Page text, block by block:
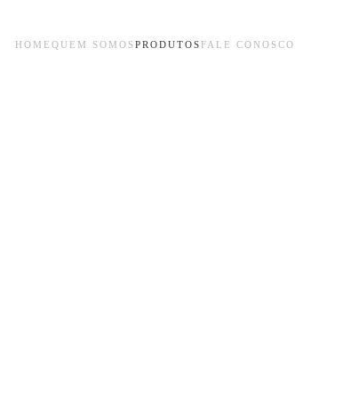
HOME QUEM SOMOSPRODUTOS FALE CONOSCO